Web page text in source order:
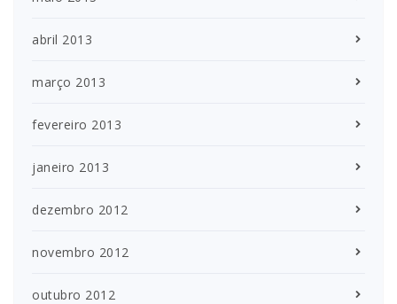
abril 2013
março 2013
fevereiro 2013
janeiro 2013
dezembro 2012
novembro 2012
outubro 2012